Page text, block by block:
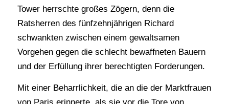
Tower herrschte großes Zögern, denn die
Ratsherren des fünfzehnjährigen Richard
schwankten zwischen einem gewaltsamen
Vorgehen gegen die schlecht bewaffneten Bauern
und der Erfüllung ihrer berechtigten Forderungen.
Mit einer Beharrlichkeit, die an die der Marktfrauen